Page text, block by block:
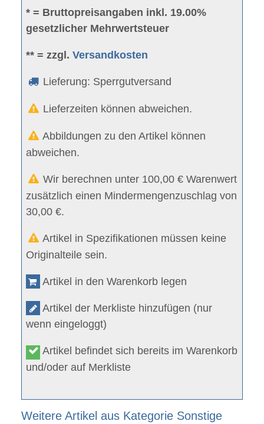
* = Bruttopreisangaben inkl. 19.00%
gesetzlicher Mehrwertsteuer
** = zzgl.Versandkosten
Lieferung: Sperrgutversand
Lieferzeiten können abweichen.
Abbildungen zu den Artikel können
abweichen.
Wir berechnen unter 100,00 € Warenwert
zusätzlich einen Mindermengenzuschlag von
30,00 €.
Artikel in Spezifikationen müssen keine
Originalteile sein.
Artikel in den Warenkorb legen
Artikel der Merkliste hinzufügen (nur
wenn eingeloggt)
Artikel befindet sich bereits im Warenkorb
und/oder auf Merkliste
Weitere Artikel aus Kategorie Sonstige